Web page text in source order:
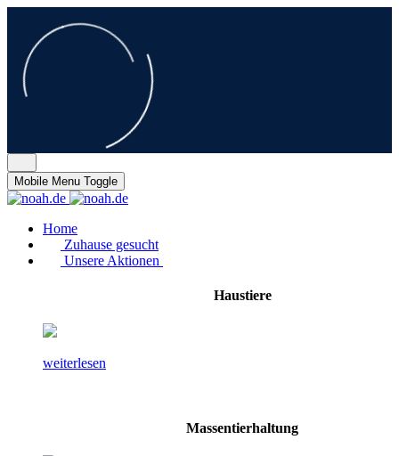
Mobile Menu Toggle
Home
Zuhause gesucht
Unsere Aktionen
Haustiere
weiterlesen
Massentierhaltung